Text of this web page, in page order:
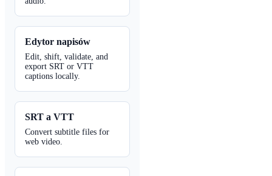
Edytor napisów
Edit, shift, validate, and
export SRT or VTT
captions locally.
SRT a VTT
Convert subtitle files for
web video.